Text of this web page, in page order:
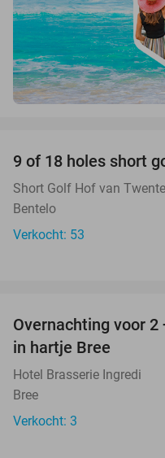
9 of 18 holes short
Short Golf Hof van Twente
Bentelo
Verkocht: 53
TODAY
Overnachting voor
in hartje Bree
Hotel Brasserie Ingredi
Bree
Verkocht: 3